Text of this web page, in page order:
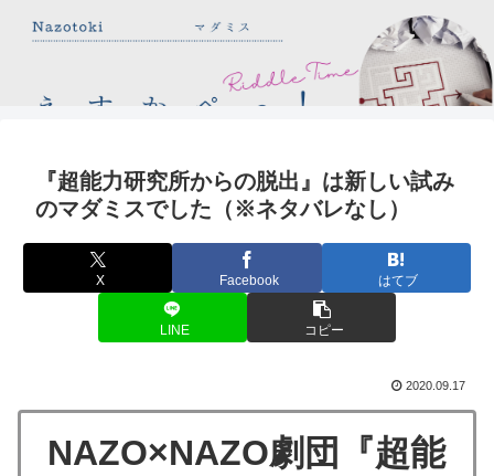
『超能力研究所からの脱出』は新しい試み
のマダミスでした（※ネタバレなし）
X Facebook はてブ
LINE コピー
2020.09.17
NAZO×NAZO劇団『超能